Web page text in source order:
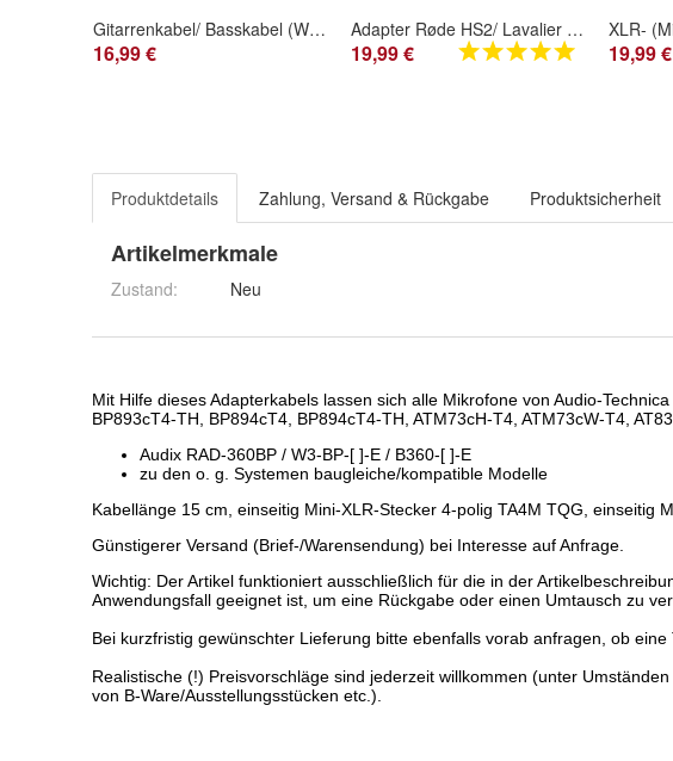
Gitarrenkabel/ Basskabel (Winkel) für Audix RAD-360BP/ W3-BP-[ ]-E / B360-[ ]-E
16,99 €
Adapter Røde HS2/ Lavalier II auf Audix RAD-360BP/ W3-BP-( ]-E/ B360-( ]-E TA3F
19,99 € 19,99 €
Produktdetails Zahlung, Versand & Rückgabe Produktsicherheit
Artikelmerkmale
Zustand: Neu